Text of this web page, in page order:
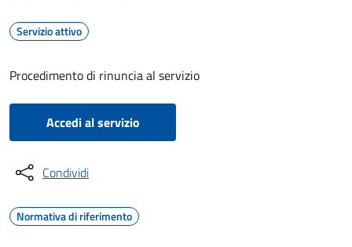
Servizio attivo
Procedimento di rinuncia al servizio
Accedi al servizio
Condividi
Normativa di riferimento